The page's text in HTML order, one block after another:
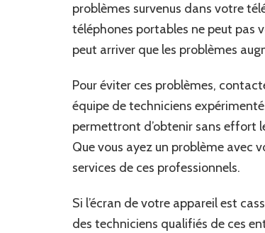
problèmes survenus dans votre
téléphones portables ne peut pas
peut arriver que les problèmes
Pour éviter ces problèmes,
équipe de techniciens
permettront d’obtenir sans effort
Que vous ayez un problème avec
services de ces professionnels.
Si l’écran de votre appareil est
des techniciens qualifiés de ces